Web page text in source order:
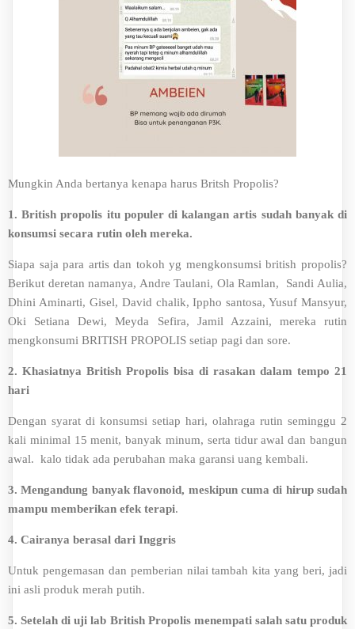
Mungkin Anda bertanya kenapa harus Britsh Propolis?
1. British propolis itu populer di kalangan artis sudah banyak di
konsumsi secara rutin oleh mereka.
Siapa saja para artis dan tokoh yg mengkonsumsi british propolis?
Berikut deretan namanya, Andre Taulani, Ola Ramlan, Sandi Aulia,
Dhini Aminarti, Gisel, David chalik, Ippho santosa, Yusuf Mansyur,
Oki Setiana Dewi, Meyda Sefira, Jamil Azzaini, mereka rutin
mengkonsumi BRITISH PROPOLIS setiap pagi dan sore.
2. Khasiatnya British Propolis bisa di rasakan dalam tempo 21
hari
Dengan syarat di konsumsi setiap hari, olahraga rutin seminggu 2
kali minimal 15 menit, banyak minum, serta tidur awal dan bangun
awal. kalo tidak ada perubahan maka garansi uang kembali.
3. Mengandung banyak flavonoid, meskipun cuma di hirup sudah
mampu memberikan efek terapi.
4. Cairanya berasal dari Inggris
Untuk pengemasan dan pemberian nilai tambah kita yang beri, jadi
ini asli produk merah putih.
5. Setelah di uji lab British Propolis menempati salah satu produk